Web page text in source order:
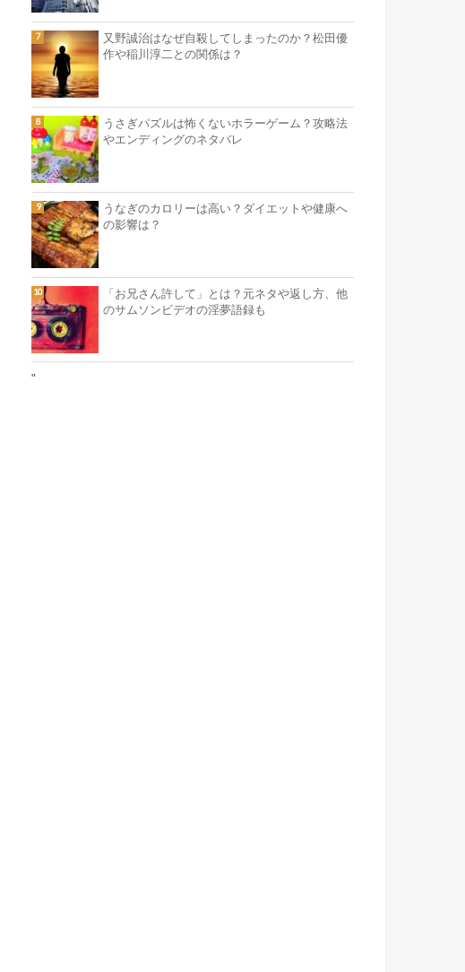
又野誠治はなぜ自殺してしまったのか？松田優
作や稲川淳二との関係は？
うさぎパズルは怖くないホラーゲーム？攻略法
やエンディングのネタバレ
うなぎのカロリーは高い？ダイエットや健康へ
の影響は？
「お兄さん許して」とは？元ネタや返し方、他
のサムソンビデオの淫夢語録も
"